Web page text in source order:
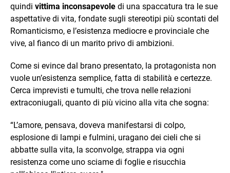
quindi vittima inconsapevole di una spaccatura tra le sue
aspettative di vita, fondate sugli stereotipi più scontati del
Romanticismo, e l’esistenza mediocre e provinciale che
vive, al fianco di un marito privo di ambizioni.
Come si evince dal brano presentato, la protagonista non
vuole un’esistenza semplice, fatta di stabilità e certezze.
Cerca imprevisti e tumulti, che trova nelle relazioni
extraconiugali, quanto di più vicino alla vita che sogna:
“L’amore, pensava, doveva manifestarsi di colpo,
esplosione di lampi e fulmini, uragano dei cieli che si
abbatte sulla vita, la sconvolge, strappa via ogni
resistenza come uno sciame di foglie e risucchia